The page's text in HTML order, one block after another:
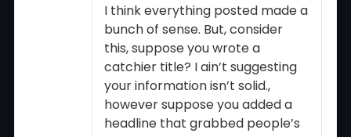
of 5
I think everything posted made a
bunch of sense. But, consider
this, suppose you wrote a
catchier title? I ain’t suggesting
your information isn’t solid.,
however suppose you added a
headline that grabbed people’s